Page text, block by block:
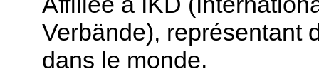
Verbände), représentant
dans le monde.